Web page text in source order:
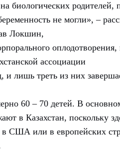
биологических родителей,
не могли», –
Локшин,
оплодотворения,
ассоциации
и лишь треть из них
60 – 70 детей. В
в Казахстан, поскольку
в США или в европейских